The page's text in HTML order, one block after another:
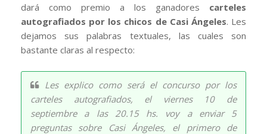
dará como premio a los ganadores carteles
autografiados por los chicos de Casi Ángeles. Les
dejamos sus palabras textuales, las cuales son
bastante claras al respecto:
Les explico como será el concurso por los
carteles autografiados, el viernes 10 de
septiembre a las 20.15 hs. voy a enviar 5
preguntas sobre Casi Ángeles, el primero de